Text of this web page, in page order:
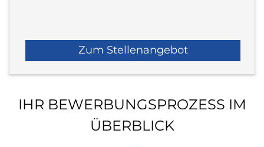
Zum Stellenangebot
IHR BEWERBUNGSPROZESS IM
ÜBERBLICK